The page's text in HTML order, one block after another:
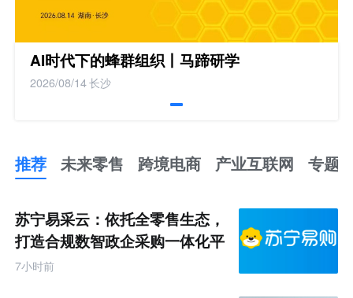
AI时代下的蜂群组织丨马蹄研学
2026/08/14长沙
推荐 未来零售 跨境电商 产业互联网 专题
未
来
零
售
跨
境
苏宁易采云：依托全零售生态，
打造合规数智政企采购一体化平
台
7小时前